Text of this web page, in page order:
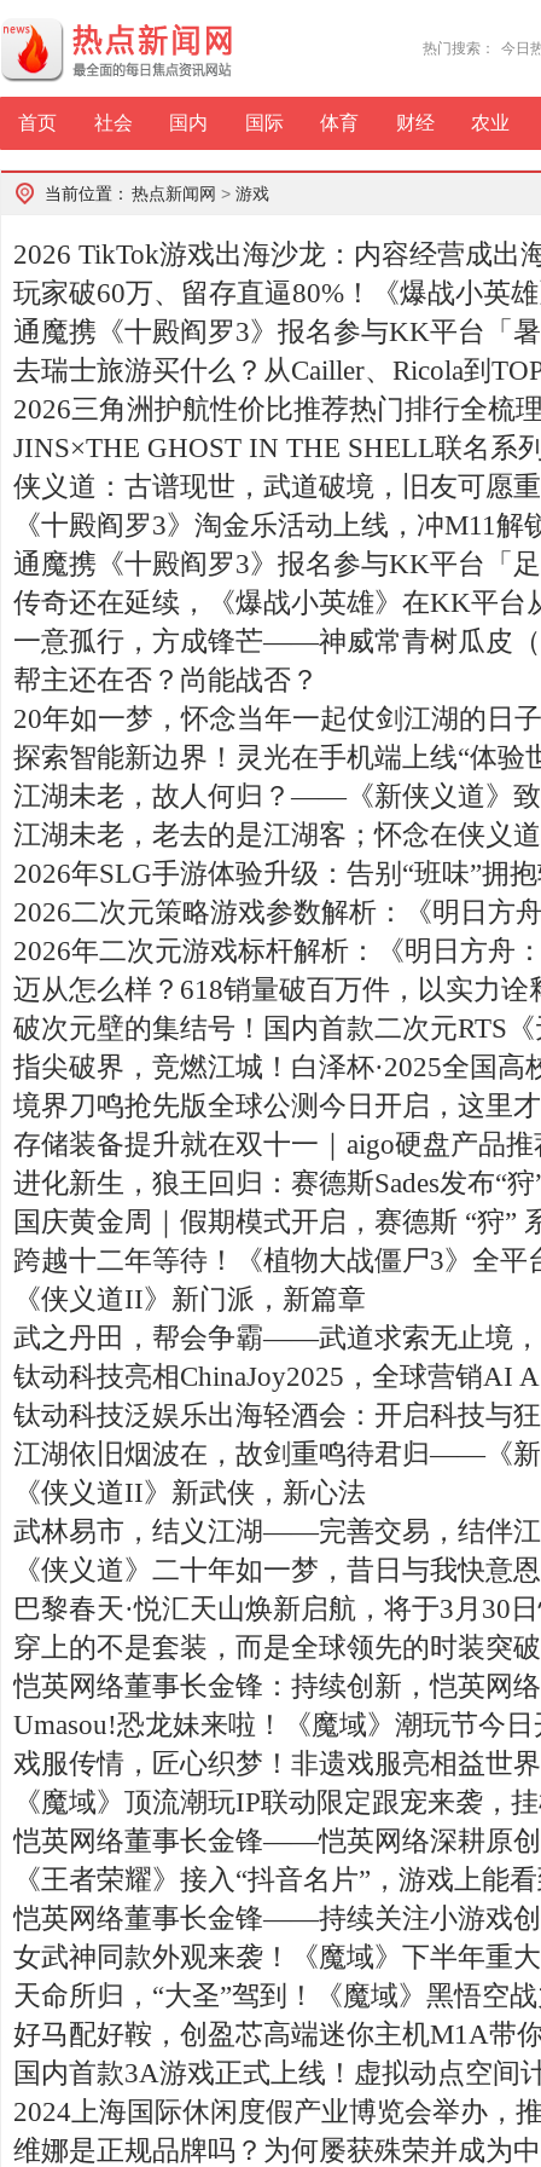
热门搜索： 今日
首页 社会 国内 国际 体育 财经 农业
当前位置： 热点新闻网 > 游戏
2026 TikTok游戏出海沙龙：内容经营成出
玩家破60万、留存直逼80%！《爆战小英
通魔携《十殿阎罗3》报名参与KK平台「
去瑞士旅游买什么？从Cailler、Ricola到
2026三角洲护航性价比推荐热门排行全梳
JINS×THE GHOST IN THE SHELL联名系
侠义道：古谱现世，武道破境，旧友可愿
《十殿阎罗3》淘金乐活动上线，冲M11
通魔携《十殿阎罗3》报名参与KK平台「
传奇还在延续，《爆战小英雄》在KK平
一意孤行，方成锋芒——神威常青树瓜皮
帮主还在否？尚能战否？
20年如一梦，怀念当年一起仗剑江湖的日子
探索智能新边界！灵光在手机端上线“体验
江湖未老，故人何归？——《新侠义道》
江湖未老，老去的是江湖客；怀念在侠义
2026年SLG手游体验升级：告别“班味”拥
2026二次元策略游戏参数解析：《明日方
2026年二次元游戏标杆解析：《明日方舟
迈从怎么样？618销量破百万件，以实力诠
破次元壁的集结号！国内首款二次元RTS
指尖破界，竞燃江城！白泽杯·2025全国
境界刀鸣抢先版全球公测今日开启，这里
存储装备提升就在双十一｜aigo硬盘产品推
进化新生，狼王回归：赛德斯Sades发布“
国庆黄金周｜假期模式开启，赛德斯 “狩”
跨越十二年等待！《植物大战僵尸3》全平
《侠义道II》新门派，新篇章
武之丹田，帮会争霸——武道求索无止境
钛动科技亮相ChinaJoy2025，全球营销AI
钛动科技泛娱乐出海轻酒会：开启科技与
江湖依旧烟波在，故剑重鸣待君归——《
《侠义道II》新武侠，新心法
武林易市，结义江湖——完善交易，结伴
《侠义道》二十年如一梦，昔日与我快意
巴黎春天·悦汇天山焕新启航，将于3月30
穿上的不是套装，而是全球领先的时装突
恺英网络董事长金锋：持续创新，恺英网
Umasou!恐龙妹来啦！《魔域》潮玩节今
戏服传情，匠心织梦！非遗戏服亮相益世
《魔域》顶流潮玩IP联动限定跟宠来袭，
恺英网络董事长金锋——恺英网络深耕原
《王者荣耀》接入“抖音名片”，游戏上能
恺英网络董事长金锋——持续关注小游戏
女武神同款外观来袭！《魔域》下半年重
天命所归，“大圣”驾到！《魔域》黑悟空
好马配好鞍，创盈芯高端迷你主机M1A带
国内首款3A游戏正式上线！虚拟动点空间
2024上海国际休闲度假产业博览会举办，
维娜是正规品牌吗？为何屡获殊荣并成为